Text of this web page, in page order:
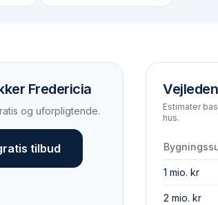
Fredericia
og uforpligtende.
tilbud
Estimater
hus.
1 mio. kr
2 mio. kr